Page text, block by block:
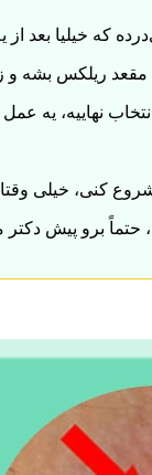
که خیلیا بعد
ریلکس بشه و
نهاییه، یه
کنی، خیلی
حتماً برو پیش